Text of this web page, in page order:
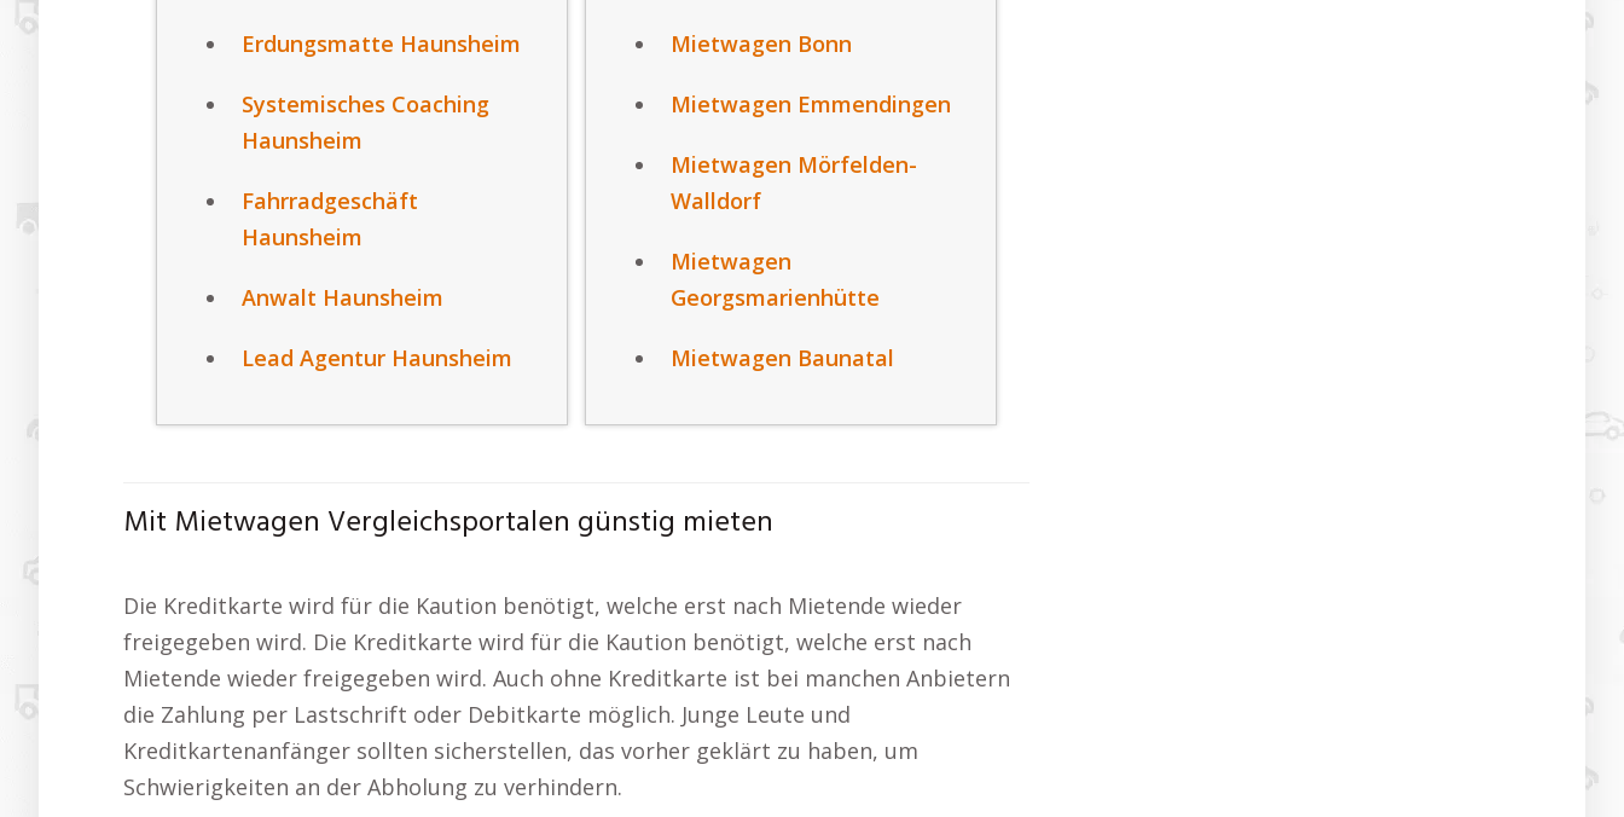
Erdungsmatte Haunsheim
Systemisches Coaching
Haunsheim
Fahrradgeschäft
Haunsheim
Anwalt Haunsheim
Lead Agentur Haunsheim
Mietwagen Bonn
Mietwagen Emmendingen
Mietwagen Mörfelden-
Walldorf
Mietwagen
Georgsmarienhütte
Mietwagen Baunatal
Mit Mietwagen Vergleichsportalen günstig mieten
Die Kreditkarte wird für die Kaution benötigt, welche erst nach Mietende wieder
freigegeben wird. Die Kreditkarte wird für die Kaution benötigt, welche erst nach
Mietende wieder freigegeben wird. Auch ohne Kreditkarte ist bei manchen Anbietern
die Zahlung per Lastschrift oder Debitkarte möglich. Junge Leute und
Kreditkartenanfänger sollten sicherstellen, das vorher geklärt zu haben, um
Schwierigkeiten an der Abholung zu verhindern.